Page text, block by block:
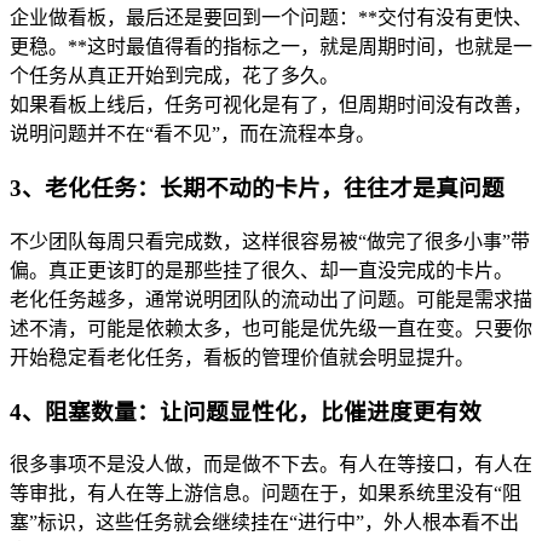
企业做看板，最后还是要回到一个问题：**交付有没有更快、
更稳。**这时最值得看的指标之一，就是周期时间，也就是一
个任务从真正开始到完成，花了多久。
如果看板上线后，任务可视化是有了，但周期时间没有改善，
说明问题并不在“看不见”，而在流程本身。
3、老化任务：长期不动的卡片，往往才是真问题
不少团队每周只看完成数，这样很容易被“做完了很多小事”带
偏。真正更该盯的是那些挂了很久、却一直没完成的卡片。
老化任务越多，通常说明团队的流动出了问题。可能是需求描
述不清，可能是依赖太多，也可能是优先级一直在变。只要你
开始稳定看老化任务，看板的管理价值就会明显提升。
4、阻塞数量：让问题显性化，比催进度更有效
很多事项不是没人做，而是做不下去。有人在等接口，有人在
等审批，有人在等上游信息。问题在于，如果系统里没有“阻
塞”标识，这些任务就会继续挂在“进行中”，外人根本看不出